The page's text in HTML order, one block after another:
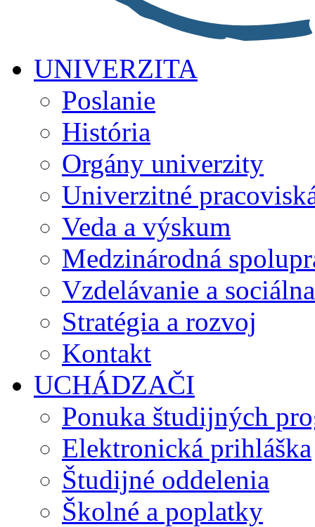
UNIVERZITA
Poslanie
História
Orgány univerzity
Univerzitné
Veda a výskum
Medzinárodná
Vzdelávanie a
Stratégia a rozvoj
Kontakt
UCHÁDZAČI
Ponuka študijných
Elektronická prihláška
Študijné oddelenia
Školné a poplatky